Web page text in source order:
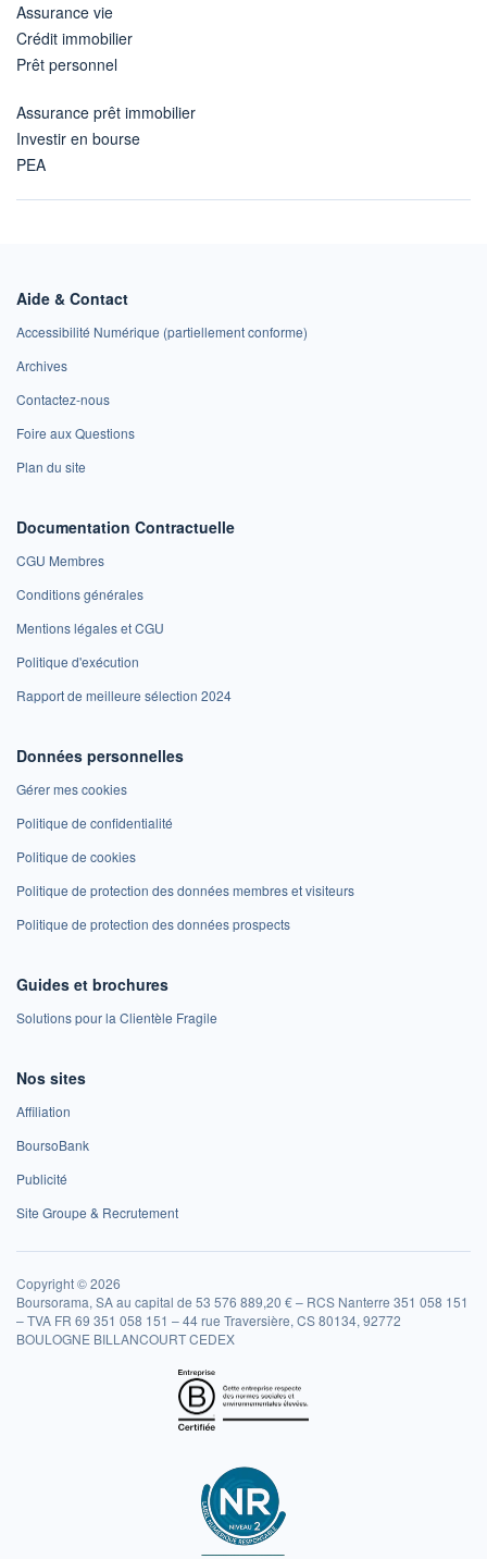
Assurance vie
Crédit immobilier
Prêt personnel
Assurance prêt immobilier
Investir en bourse
PEA
Aide & Contact
Accessibilité Numérique (partiellement conforme)
Archives
Contactez-nous
Foire aux Questions
Plan du site
Documentation Contractuelle
CGU Membres
Conditions générales
Mentions légales et CGU
Politique d'exécution
Rapport de meilleure sélection 2024
Données personnelles
Gérer mes cookies
Politique de confidentialité
Politique de cookies
Politique de protection des données membres et visiteurs
Politique de protection des données prospects
Guides et brochures
Solutions pour la Clientèle Fragile
Nos sites
Affiliation
BoursoBank
Publicité
Site Groupe & Recrutement
Copyright © 2026
Boursorama, SA au capital de 53 576 889,20 € – RCS Nanterre 351 058 151
– TVA FR 69 351 058 151 – 44 rue Traversière, CS 80134, 92772
BOULOGNE BILLANCOURT CEDEX